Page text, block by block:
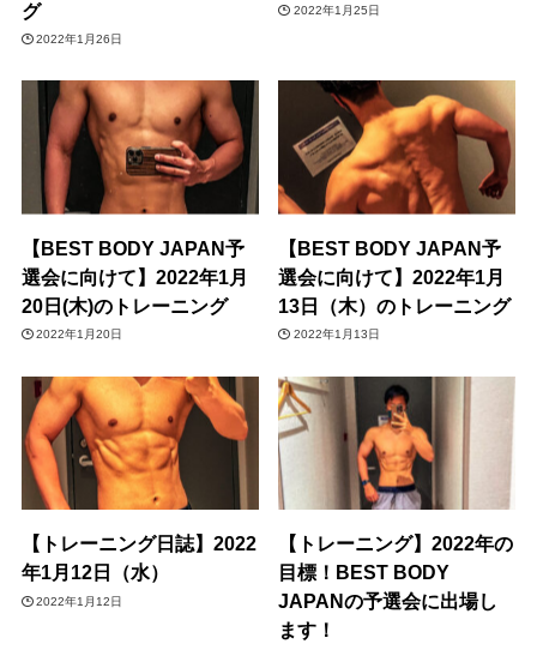
グ
2022年1月26日
2022年1月25日
【BEST BODY JAPAN予
選会に向けて】2022年1月
20日(木)のトレーニング
2022年1月20日
【BEST BODY JAPAN予
選会に向けて】2022年1月
13日（木）のトレーニング
2022年1月13日
【トレーニング日誌】2022
年1月12日（水）
2022年1月12日
【トレーニング】2022年の
目標！BEST BODY
JAPANの予選会に出場し
ます！